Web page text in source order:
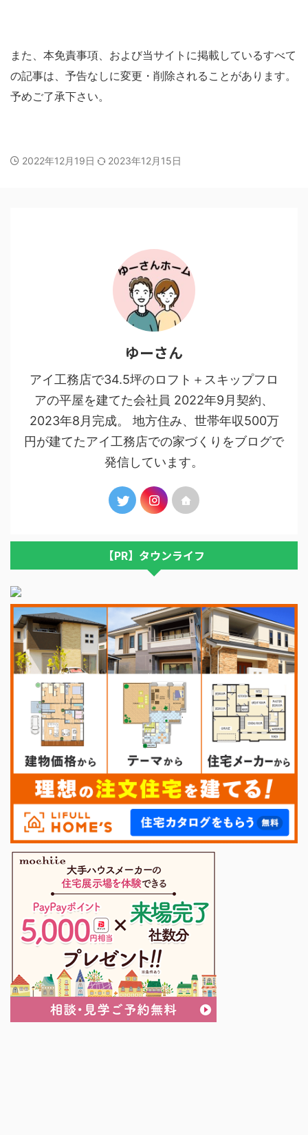
また、本免責事項、および当サイトに掲載しているすべて
の記事は、予告なしに変更・削除されることがあります。
予めご了承下さい。
2022年12月19日 2023年12月15日
ゆーさん
アイ工務店で34.5坪のロフト＋スキップフロ
アの平屋を建てた会社員 2022年9月契約、
2023年8月完成。 地方住み、世帯年収500万
円が建てたアイ工務店での家づくりをブログで
発信しています。
【PR】タウンライフ